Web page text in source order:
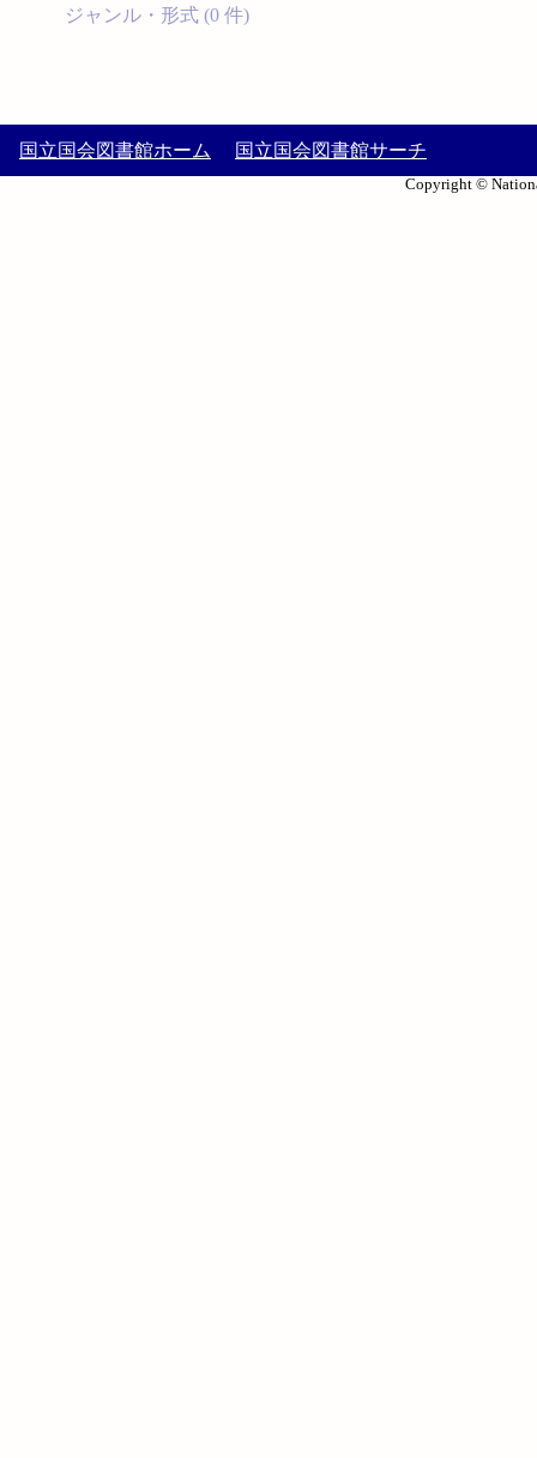
ジャンル・形式 (0 件)
国立国会図書館ホーム 国立国会図書館サーチ
Copyright ©